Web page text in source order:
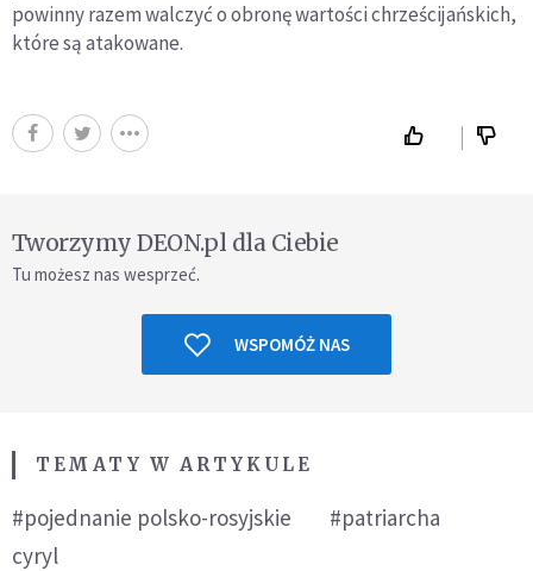
powinny razem walczyć o obronę wartości chrześcijańskich,
które są atakowane.
Tworzymy DEON.pl dla Ciebie
Tu możesz nas wesprzeć.
WSPOMÓŻ NAS
TEMATY W ARTYKULE
#pojednanie polsko-rosyjskie
#patriarcha
cyryl